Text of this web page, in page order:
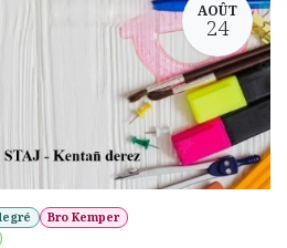
AOÛT
24
Bro Kemper